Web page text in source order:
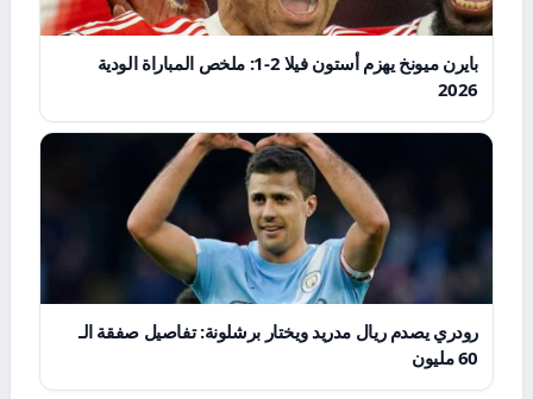
بايرن ميونخ يهزم أستون فيلا 2-1: ملخص المباراة الودية
2026
رودري يصدم ريال مدريد ويختار برشلونة: تفاصيل صفقة الـ
60 مليون